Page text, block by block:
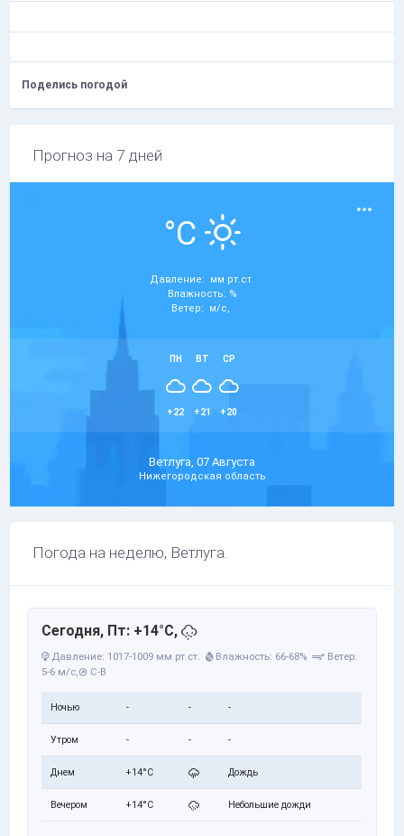
Поделись погодой
Прогноз на 7 дней
°C
Давление: мм рт.ст.
Влажность: %
Ветер: м/с,
ПН
+22
ВТ
+21
СР
+20
Ветлуга, 07 Августа
Нижегородская область
Погода на неделю, Ветлуга.
Сегодня, Пт: +14°C,
Давление: 1017-1009 мм рт.ст. Влажность: 66-68%
Ветер:
5-6 м/с,
С-В
Ночью - - -
Утром - - -
Днем +14°C Дождь
Вечером +14°C Небольшие дожди